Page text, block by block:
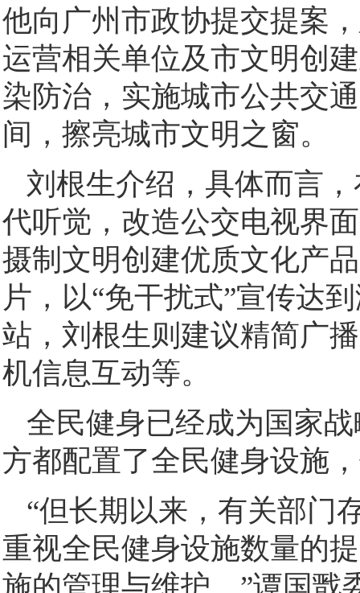
他向广州市政协提交提案
运营相关单位及市文明创
染防治，实施城市公共交
间，擦亮城市文明之窗。
刘根生介绍，具体而言
代听觉，改造公交电视界
摄制文明创建优质文化产
片，以“免干扰式”宣传达
站，刘根生则建议精简广
机信息互动等。
全民健身已经成为国家
方都配置了全民健身设施
“但长期以来，有关部门
重视全民健身设施数量的
施的管理与维护。”谭国戬